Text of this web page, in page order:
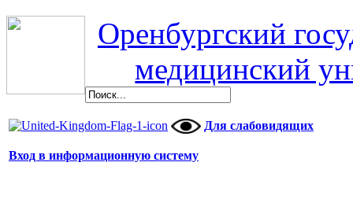
Оренбургский
медицинский
Для слабовидящих
Вход в информационную систему